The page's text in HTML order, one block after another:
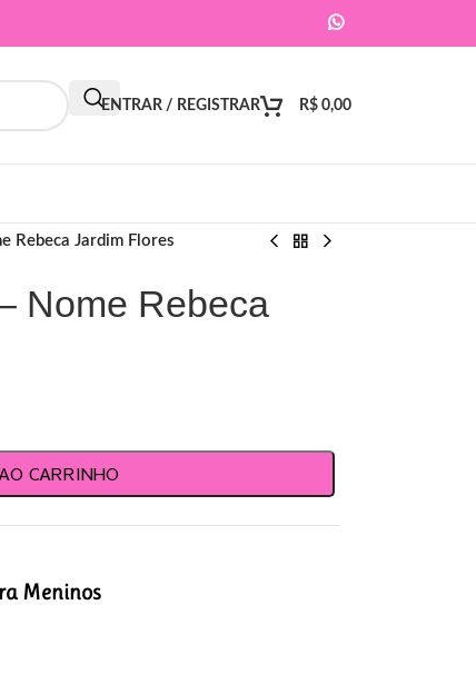
ENTRAR / REGISTRAR R$ 0,00
Rebeca Jardim Flores
Nome Rebeca
CARRINHO
Meninos